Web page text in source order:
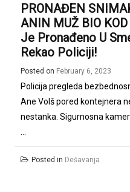
PRONAĐEN
ANIN MUŽ BIO
Je Pronađeno U
Rekao Policiji!
Posted on February 6, 2023
Policija pregleda
Ane Volš pored kontejnera
nestanka. Sigurnosna
Posted in Dešavanja